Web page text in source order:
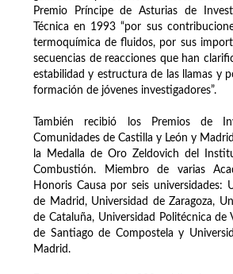
Premio Príncipe de Asturias de
Técnica en 1993 “por sus
termoquímica de fluidos, por sus
secuencias de reacciones que han
estabilidad y estructura de las llamas y
formación de jóvenes investigadores”.
También recibió los Premios de
Comunidades de Castilla y León y
la Medalla de Oro Zeldovich del
Combustión. Miembro de varias
Honoris Causa por seis universidades:
de Madrid, Universidad de Zaragoza,
de Cataluña, Universidad Politécnica de
de Santiago de Compostela y
Madrid.